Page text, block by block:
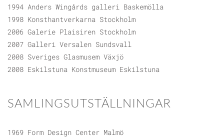
1994 Anders Wingårds galleri Baskemölla
1998 Konsthantverkarna Stockholm
2006 Galerie Plaisiren Stockholm
2007 Galleri Versalen Sundsvall
2008 Sveriges Glasmusem Växjö
2008 Eskilstuna Konstmuseum Eskilstuna
SAMLINGSUTSTÄLLNINGAR
1969 Form Design Center Malmö